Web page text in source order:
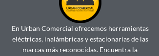
En Urban Comercial ofrecemos herramientas
eléctricas, inalámbricas y estacionarias de las
marcas más reconocidas. Encuentra la